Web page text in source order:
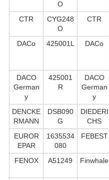
O
CTR
CYG248
O
CTR
DACo
425001L DACo
DACO
German
y
425001
R
DACO
German
y
DENCKE
RMANN
DSB090
G
DIEDERI
CHS
EUROR
EPAR
1635534
080
FEBEST
FENOX A51249 Finwhale